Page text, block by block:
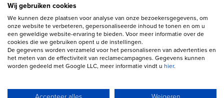
Copyright navigation
Klanten beoordelingen
Autobedrijven
Wij gebruiken cookies
We kunnen deze plaatsen voor analyse van onze bezoekersgegevens, om
onze website te verbeteren, gepersonaliseerde inhoud te tonen en om u
een geweldige website-ervaring te bieden. Voor meer informatie over de
cookies die we gebruiken opent u de instellingen.
De gegevens worden verzameld voor het personaliseren van advertenties en
het meten van de effectiviteit van reclamecampagnes. Gegevens kunnen
worden gedeeld met Google LLC, meer informatie vindt u hier.